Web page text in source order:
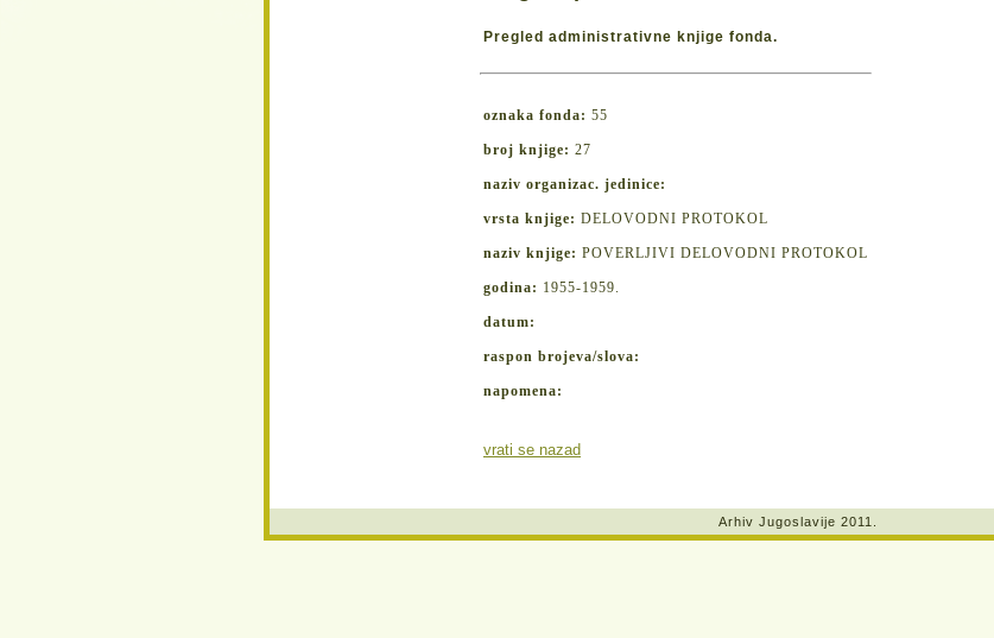
Pregled administrativne knjige fonda.
oznaka fonda: 55
broj knjige: 27
naziv organizac. jedinice:
vrsta knjige: DELOVODNI PROTOKOL
naziv knjige: POVERLJIVI DELOVODNI PROTOKOL
godina: 1955-1959.
datum:
raspon brojeva/slova:
napomena:
vrati se nazad
Arhiv Jugoslavije 2011.